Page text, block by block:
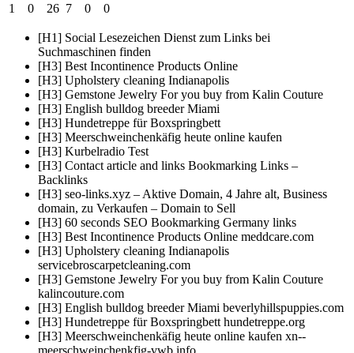
1
0 26 7 0 0
[H1] Social Lesezeichen Dienst zum Links bei
Suchmaschinen finden
[H3] Best Incontinence Products Online
[H3] Upholstery cleaning Indianapolis
[H3] Gemstone Jewelry For you buy from Kalin Couture
[H3] English bulldog breeder Miami
[H3] Hundetreppe für Boxspringbett
[H3] Meerschweinchenkäfig heute online kaufen
[H3] Kurbelradio Test
[H3] Contact article and links Bookmarking Links –
Backlinks
[H3] seo-links.xyz – Aktive Domain, 4 Jahre alt, Business
domain, zu Verkaufen – Domain to Sell
[H3] 60 seconds SEO Bookmarking Germany links
[H3] Best Incontinence Products Online meddcare.com
[H3] Upholstery cleaning Indianapolis
servicebroscarpetcleaning.com
[H3] Gemstone Jewelry For you buy from Kalin Couture
kalincouture.com
[H3] English bulldog breeder Miami beverlyhillspuppies.com
[H3] Hundetreppe für Boxspringbett hundetreppe.org
[H3] Meerschweinchenkäfig heute online kaufen xn--
meerschweinchenkfig-vwb.info